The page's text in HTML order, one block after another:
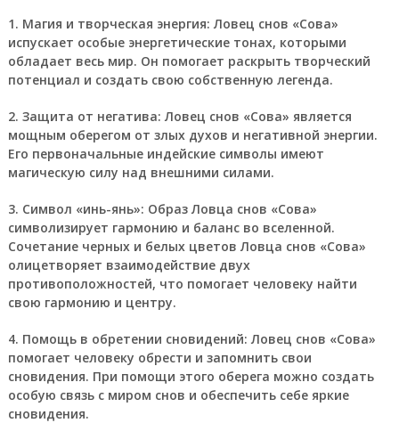
1. Магия и творческая энергия: Ловец снов «Сова»
испускает особые энергетические тонах, которыми
обладает весь мир. Он помогает раскрыть творческий
потенциал и создать свою собственную легенда.
2. Защита от негатива: Ловец снов «Сова» является
мощным оберегом от злых духов и негативной энергии.
Его первоначальные индейские символы имеют
магическую силу над внешними силами.
3. Символ «инь-янь»: Образ Ловца снов «Сова»
символизирует гармонию и баланс во вселенной.
Сочетание черных и белых цветов Ловца снов «Сова»
олицетворяет взаимодействие двух
противоположностей, что помогает человеку найти
свою гармонию и центру.
4. Помощь в обретении сновидений: Ловец снов «Сова»
помогает человеку обрести и запомнить свои
сновидения. При помощи этого оберега можно создать
особую связь с миром снов и обеспечить себе яркие
сновидения.